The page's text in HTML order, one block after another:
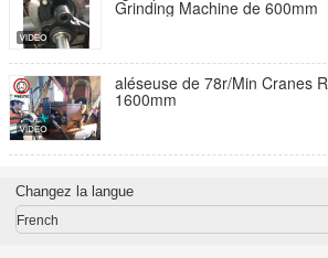
Grinding Machine de 600mm
aléseuse de 78r/Min Cranes
1600mm
Changez la langue
French